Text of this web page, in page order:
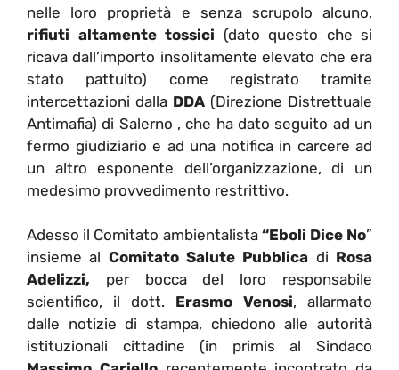
nelle loro proprietà e senza scrupolo alcuno,
rifiuti altamente tossici (dato questo che si
ricava dall’importo insolitamente elevato che era
stato pattuito) come registrato tramite
intercettazioni dalla DDA (Direzione Distrettuale
Antimafia) di Salerno , che ha dato seguito ad un
fermo giudiziario e ad una notifica in carcere ad
un altro esponente dell’organizzazione, di un
medesimo provvedimento restrittivo.
Adesso il Comitato ambientalista “Eboli Dice No”
insieme al Comitato Salute Pubblica di Rosa
Adelizzi, per bocca del loro responsabile
scientifico, il dott. Erasmo Venosi, allarmato
dalle notizie di stampa, chiedono alle autorità
istituzionali cittadine (in primis al Sindaco